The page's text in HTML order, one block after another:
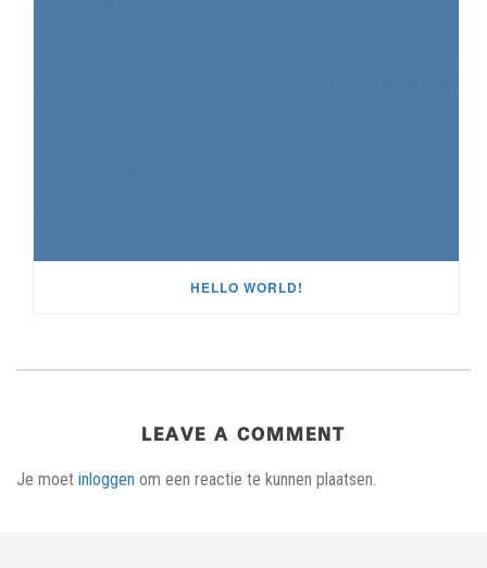
HELLO WORLD!
LEAVE A COMMENT
Je moet inloggen om een reactie te kunnen plaatsen.